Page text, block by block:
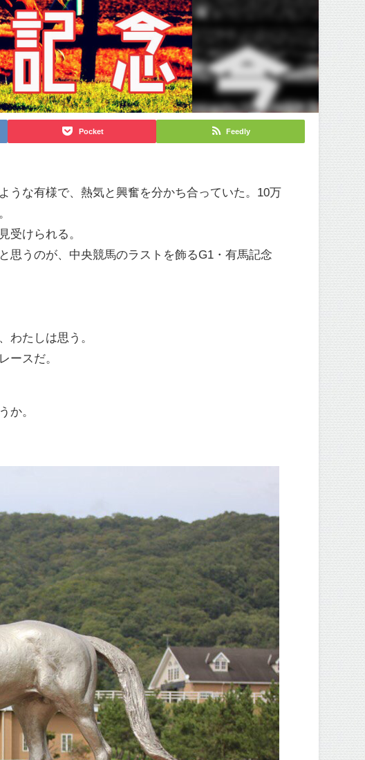
Pocket Feedly
うな有様で、熱気と興奮を分かち合っていた。10万
受けられる。
思うのが、中央競馬のラストを飾るG1・有馬記念
わたしは思う。
ースだ。
か。